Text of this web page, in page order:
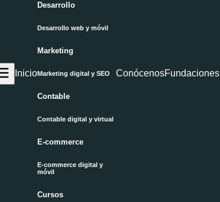
Inicio
Desarrollo
Desarrollo web y móvil
Marketing
Marketing digital y SEO
Contable
Contable digital y virtual
E-commerce
E-commerce digital y
móvil
Cursos
ConócenosFundaciones